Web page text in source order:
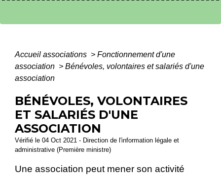
Accueil associations > Fonctionnement d'une
association > Bénévoles, volontaires et salariés d'une
association
BÉNÉVOLES, VOLONTAIRES
ET SALARIÉS D'UNE
ASSOCIATION
Vérifié le 04 Oct 2021 - Direction de l'information légale et
administrative (Première ministre)
Une association peut mener son activité